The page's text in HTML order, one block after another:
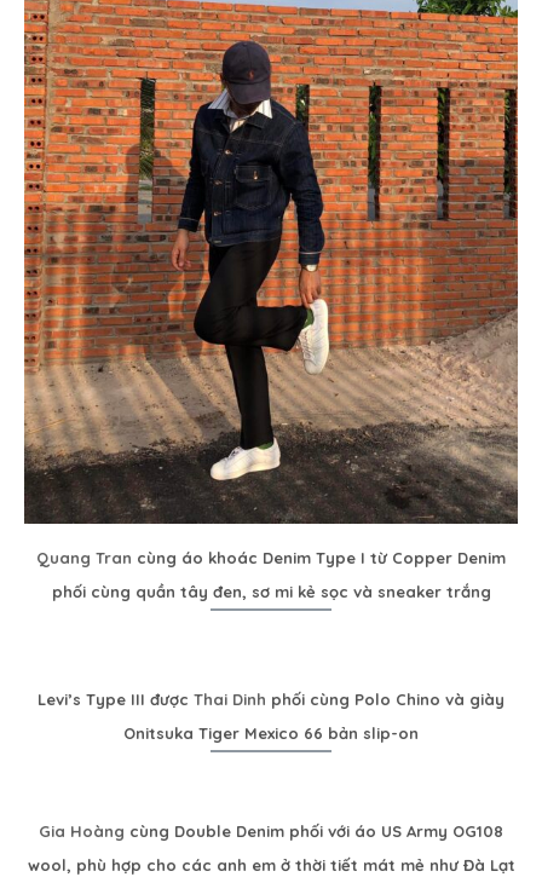
Quang Tran cùng áo khoác Denim Type I từ Copper Denim
phối cùng quần tây đen, sơ mi kẻ sọc và sneaker trắng
Levi’s Type III được Thai Dinh phối cùng Polo Chino và giày
Onitsuka Tiger Mexico 66 bản slip-on
Gia Hoàng cùng Double Denim phối với áo US Army OG108
wool, phù hợp cho các anh em ở thời tiết mát mẻ như Đà Lạt